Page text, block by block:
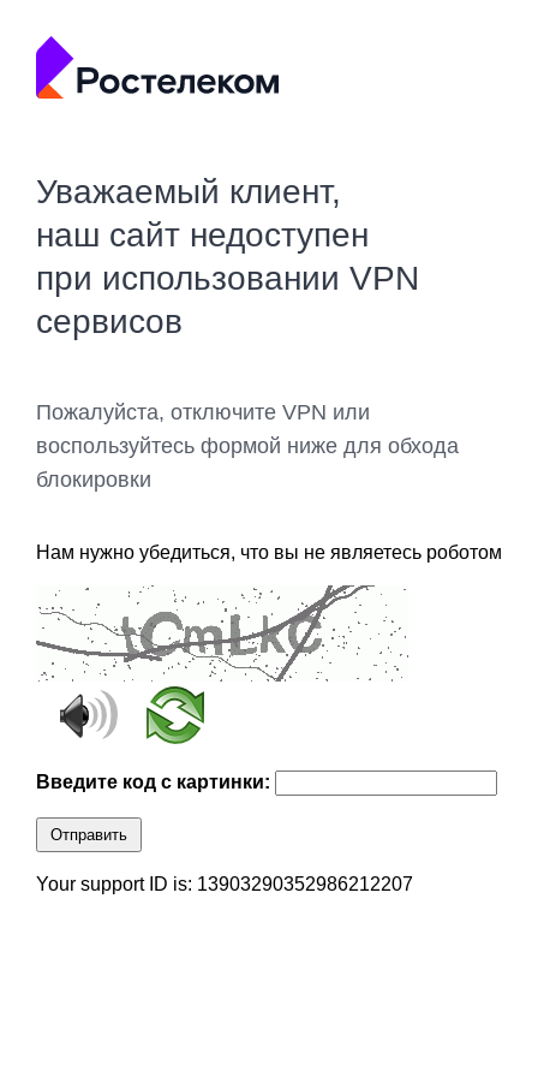
Уважаемый клиент,
наш сайт недоступен
при использовании VPN
сервисов
Пожалуйста, отключите VPN или
воспользуйтесь формой ниже для обхода
блокировки
Нам нужно убедиться, что вы не являетесь роботом
Введите код с картинки:
Отправить
Your support ID is: 13903290352986212207